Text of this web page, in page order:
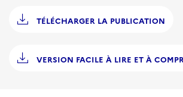
TÉLÉCHARGER LA PUBLICATION
VERSION FACILE À LIRE ET À